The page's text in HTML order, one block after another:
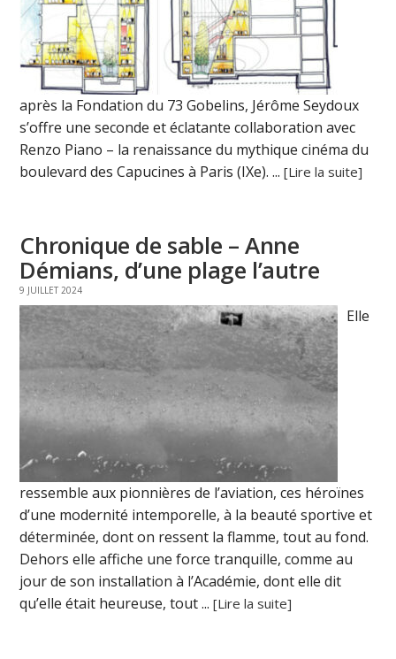
après la Fondation du 73 Gobelins, Jérôme Seydoux
s’offre une seconde et éclatante collaboration avec
Renzo Piano – la renaissance du mythique cinéma du
boulevard des Capucines à Paris (IXe). ...[Lire la suite]
Chronique de sable – Anne
Démians, d’une plage l’autre
9 JUILLET 2024
Elle
ressemble aux pionnières de l’aviation, ces héroïnes
d’une modernité intemporelle, à la beauté sportive et
déterminée, dont on ressent la flamme, tout au fond.
Dehors elle affiche une force tranquille, comme au
jour de son installation à l’Académie, dont elle dit
qu’elle était heureuse, tout ...[Lire la suite]